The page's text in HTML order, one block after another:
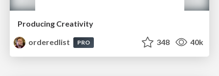
Producing Creativity
orderedlist
PRO 348 40k